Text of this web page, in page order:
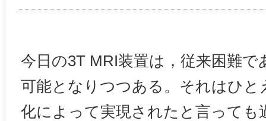
今日の3T MRI装置は，従来困難
可能となりつつある。それはひと
化によって実現されたと言っても